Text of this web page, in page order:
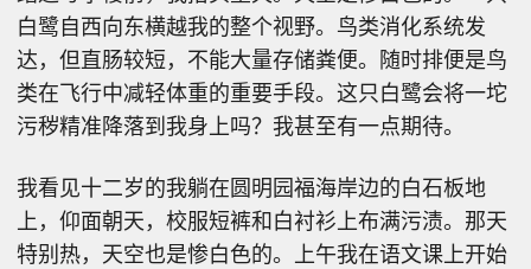
白鹭自西向东横越我的整个视野。鸟类消化系统发
达，但直肠较短，不能大量存储粪便。随时排便是鸟
类在飞行中减轻体重的重要手段。这只白鹭会将一坨
污秽精准降落到我身上吗？我甚至有一点期待。
我看见十二岁的我躺在圆明园福海岸边的白石板地
上，仰面朝天，校服短裤和白衬衫上布满污渍。那天
特别热，天空也是惨白色的。上午我在语文课上开始